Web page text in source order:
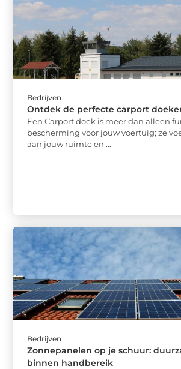
Bedrijven
Ontdek de perfecte carport
Een Carport doek is meer dan alleen
bescherming voor jouw voertuig; ze
aan jouw ruimte en ...
Bedrijven
Zonnepanelen op je schuur:
binnen handbereik